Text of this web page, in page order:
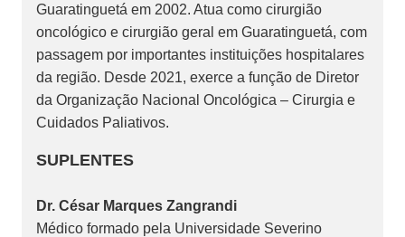
Guaratinguetá em 2002. Atua como cirurgião
oncológico e cirurgião geral em Guaratinguetá, com
passagem por importantes instituições hospitalares
da região. Desde 2021, exerce a função de Diretor
da Organização Nacional Oncológica – Cirurgia e
Cuidados Paliativos.
SUPLENTES
Dr. César Marques Zangrandi
Médico formado pela Universidade Severino